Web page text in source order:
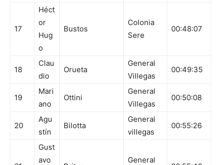
17
Héct
or
Hug
o
Bustos
Colonia
Sere
00:48:07
18
Clau
dio
Orueta
General
Villegas
00:49:35
19
Mari
ano
Ottini
General
Villegas
00:50:08
20
Agu
stín
Bilotta
General
villegas
00:55:26
Gust
avo
General